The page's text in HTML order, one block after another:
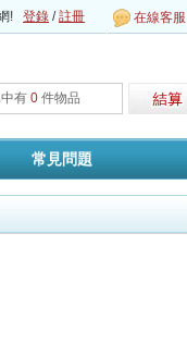
在線客服
! 登錄 /註冊
有 0件物品
常見問題